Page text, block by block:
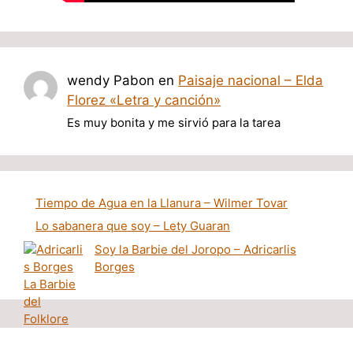
wendy Pabon en Paisaje nacional – Elda
Florez «Letra y canción»
Es muy bonita y me sirvió para la tarea
Tiempo de Agua en la Llanura – Wilmer Tovar
Lo sabanera que soy – Lety Guaran
Soy la Barbie del Joropo – Adricarlis
Borges